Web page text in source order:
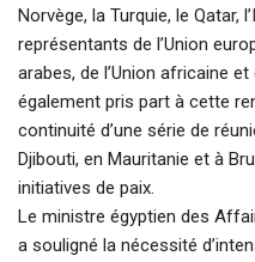
Norvège, la Turquie, le Qatar,
représentants de l’Union
arabes, de l’Union africaine
également pris part à cette
continuité d’une série de
Djibouti, en Mauritanie et à
initiatives de paix.
Le ministre égyptien des
a souligné la nécessité